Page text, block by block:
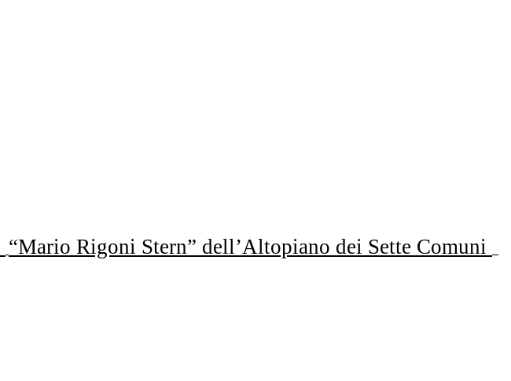
“Mario Rigoni Stern” dell’Altopiano dei Sette Comuni